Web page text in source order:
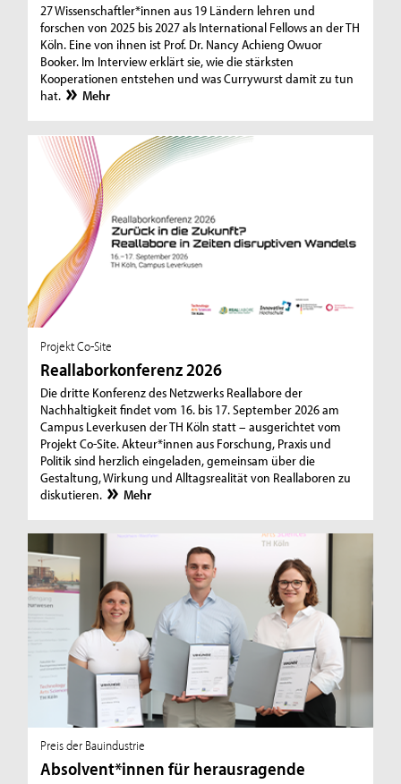
27 Wissenschaftler*innen aus 19 Ländern lehren und
forschen von 2025 bis 2027 als International Fellows an der TH
Köln. Eine von ihnen ist Prof. Dr. Nancy Achieng Owuor
Booker. Im Interview erklärt sie, wie die stärksten
Kooperationen entstehen und was Currywurst damit zu tun
hat.
Mehr
Projekt Co-Site
Reallaborkonferenz 2026
Die dritte Konferenz des Netzwerks Reallabore der
Nachhaltigkeit findet vom 16. bis 17. September 2026 am
Campus Leverkusen der TH Köln statt – ausgerichtet vom
Projekt Co-Site. Akteur*innen aus Forschung, Praxis und
Politik sind herzlich eingeladen, gemeinsam über die
Gestaltung, Wirkung und Alltagsrealität von Reallaboren zu
diskutieren.
Mehr
Preis der Bauindustrie
Absolvent*innen für herausragende